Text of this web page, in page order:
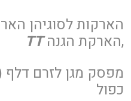
הארקות לסוגיהן
,הארקת הגנהTT
מפסק מגן לזרם
כפול